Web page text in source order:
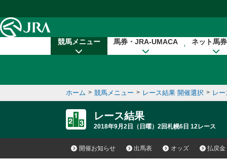
競馬メニュー 馬券・JRA-UMACA ネット馬
ホーム > 競馬メニュー > レース結果 開催選択 > レ
レース結果
2018年9月2日（日曜）2回札幌6日 12レース
開催お知らせ 出馬表 オッズ 払戻金